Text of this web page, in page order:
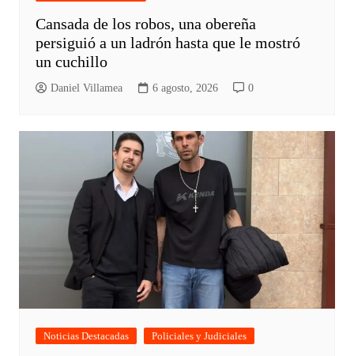
Cansada de los robos, una obereña
persiguió a un ladrón hasta que le mostró
un cuchillo
Daniel Villamea 6 agosto, 2026 0
Noticias Destacadas Policiales y Judiciales